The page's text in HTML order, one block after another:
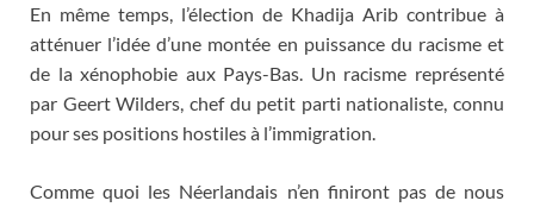
En même temps, l’élection de Khadija Arib contribue à
atténuer l’idée d’une montée en puissance du racisme et
de la xénophobie aux Pays-Bas. Un racisme représenté
par Geert Wilders, chef du petit parti nationaliste, connu
pour ses positions hostiles à l’immigration.
Comme quoi les Néerlandais n’en finiront pas de nous